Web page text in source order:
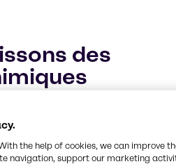
des
quatre
marché
the help of cookies, we can improve
navigation, support our marketing